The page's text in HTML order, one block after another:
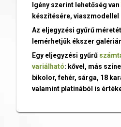
Igény szerint lehetőség van
készítésére, viaszmodellel
Az eljegyzési gyűrű
lemérhetjük ékszer
Egy eljegyzési gyűrű
variálható: kővel, más
bikolor, fehér, sárga, 18
valamint platinából is